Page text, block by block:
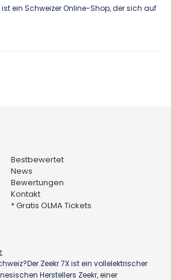
ist ein Schweizer Online-Shop, der sich auf
Bestbewertet
News
Bewertungen
Kontakt
* Gratis OLMA Tickets
Zeekr 7X ist ein vollelektrischer
Herstellers Zeekr, einer